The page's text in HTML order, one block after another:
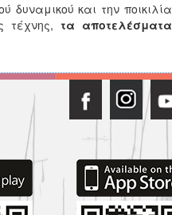
δυναμικού και την ποικιλία
τέχνης, τα αποτελέσματα